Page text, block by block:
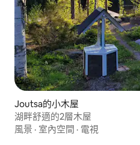
Joutsa的小木屋
湖畔舒適的2層木屋
風景 · 室內空間 · 電視